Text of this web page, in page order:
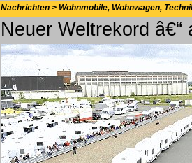
Nachrichten > Wohnmobile, Wohnwagen,
Neuer Weltrekord